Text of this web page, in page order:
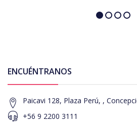
ENCUÉNTRANOS
Paicavi 128, Plaza Perú, ,
+56 9 2200 3111